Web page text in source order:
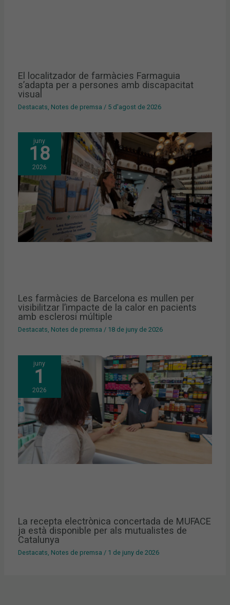
El localitzador de farmàcies Farmaguia
s’adapta per a persones amb discapacitat
visual
Destacats Notes de premsa / 5 d'agost de 2026
juny
18
2026
Les farmàcies de Barcelona es mullen per
visibilitzar l’impacte de la calor en pacients
amb esclerosi múltiple
Destacats, Notes de premsa / 18 de juny de 2026
juny
1
2026
La recepta electrònica concertada de MUFACE
ja està disponible per als mutualistes de
Catalunya
Destacats Notes de premsa / 1 de juny de 2026